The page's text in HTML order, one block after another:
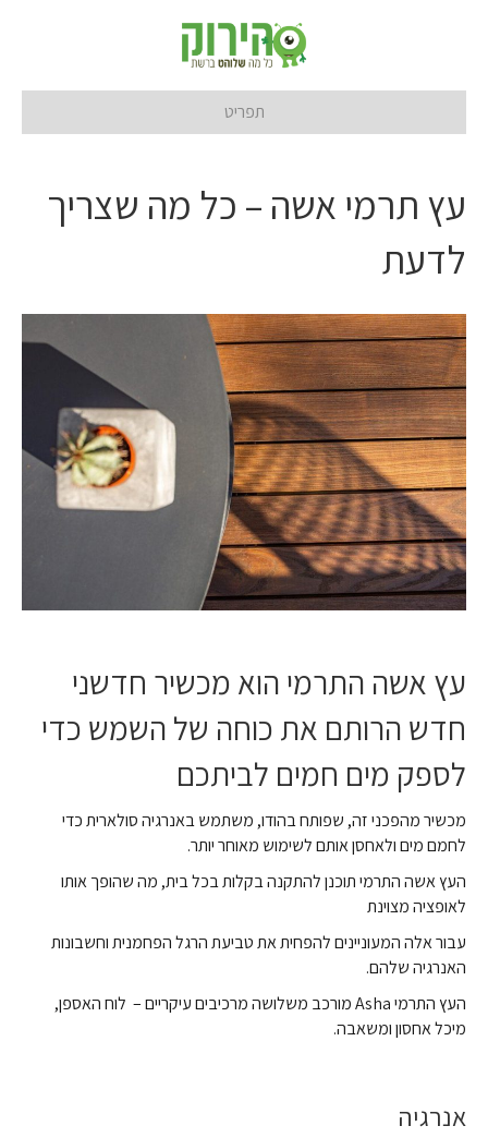
תפריט
עץ תרמי אשה – כל מה שצריך
לדעת
עץ אשה התרמי הוא מכשיר חדשני
חדש הרותם את כוחה של השמש כדי
לספק מים חמים לביתכם
מכשיר מהפכני זה, שפותח בהודו, משתמש באנרגיה סולארית כדי
לחמם מים ולאחסן אותם לשימוש מאוחר יותר.
העץ אשה התרמי תוכנן להתקנה בקלות בכל בית, מה שהופך אותו
לאופציה מצוינת
עבור אלה המעוניינים להפחית את טביעת הרגל הפחמנית וחשבונות
האנרגיה שלהם.
העץ התרמי Asha מורכב משלושה מרכיבים עיקריים –
לוח האספן,
מיכל אחסון ומשאבה.
אנרגיה